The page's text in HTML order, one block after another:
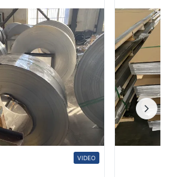
επικαλυμμένο φύλλο Επισκόπηση
πλακέτα κυματοειδούς
είναι διαθέσιμη σε πάχο...
VIDEO